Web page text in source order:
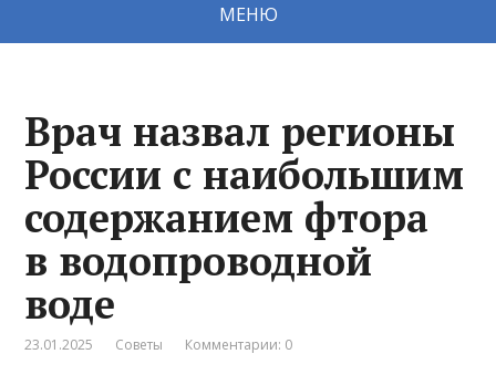
МЕНЮ
Врач назвал регионы
России с наибольшим
содержанием фтора
в водопроводной
воде
23.01.2025 Советы Комментарии: 0